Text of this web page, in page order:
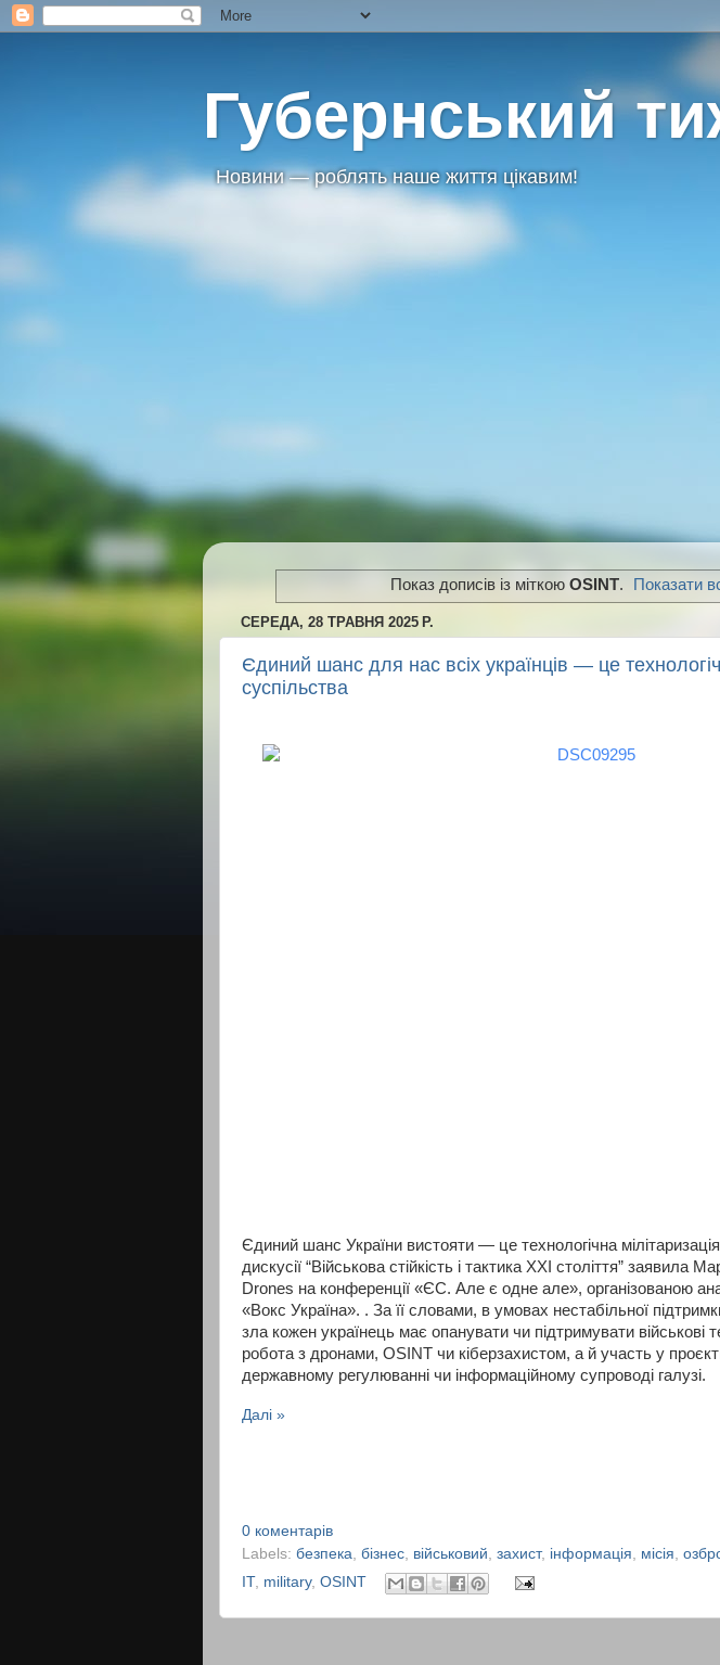
Губернський
Новини — роблять наше життя цікавим!
Показ дописів із міткою OSINT. Показати
СЕРЕДА, 28 ТРАВНЯ 2025 Р.
Єдиний шанс для нас всіх українців — це
суспільства
Єдиний шанс України вистояти — це технологічна
дискусії “Військова стійкість і тактика XXI століття” заявила
Drones на конференції «ЄС. Але є одне але», організованою
«Вокс Україна». . За її словами, в умовах нестабільної
зла кожен українець має опанувати чи підтримувати військові
робота з дронами, OSINT чи кіберзахистом, а й участь у
державному регулюванні чи інформаційному супроводі галузі.
Далі »
0 коментарів
Labels: безпека, бізнес, військовий, захист, інформація, місія,
IT, military, OSINT